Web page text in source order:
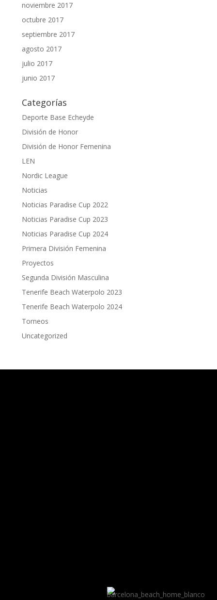
noviembre 2017
octubre 2017
septiembre 2017
agosto 2017
julio 2017
junio 2017
Categorías
Deporte Base Echeyde
División de Honor
División de Honor Femenina
LEN
Nordic League
Noticias
Noticias Paradise Cup 2022
Noticias Paradise Cup 2023
Noticias Paradise Cup 2024
Primera División Femenina
Proyectos
Segunda División Masculina
Tenerife Beach Waterpolo 2023
Tenerife Beach Waterpolo 2024
Torneos
Uncategorized